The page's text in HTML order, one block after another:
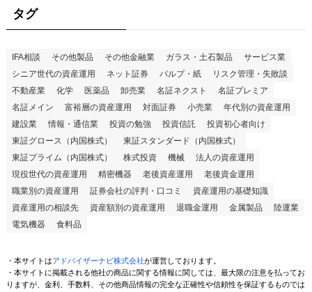
タグ
IFA相談 その他製品 その他金融業 ガラス・土石製品
サービス業
シニア世代の資産運用
ネット証券 パルプ・紙
リスク管理・失敗談
不動産業
化学 医薬品 卸売業 名証ネクスト
名証プレミア
名証メイン
富裕層の資産運用 対面証券 小売業
年代別の資産運用
建設業
情報・通信業 投資の勉強 投資信託
投資初心者向け
東証グロース（内国株式）
東証スタンダード（内国株式）
東証プライム（内国株式）
株式投資 機械
法人の資産運用
現役世代の資産運用
精密機器 老後資産運用
老後資金運用
職業別の資産運用
証券会社の評判・口コミ
資産運用の基礎知識
資産運用の相談先
資産額別の資産運用 退職金運用 金属製品
陸運業
電気機器
食料品
・本サイトはアドバイザーナビ株式会社が運営しております。
・本サイトに掲載される他社の商品に関する情報に関しては、最大限の注意を払ってお
りますが、金利、手数料、その他商品情報の完全な正確性や信頼性を保証するものでは